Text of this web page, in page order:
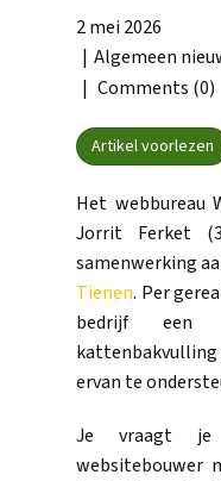
2 mei 2026
Algemeen
Comments (0)
Artikel voorlezen
Het webbureau
Jorrit Ferket
samenwerking
Tienen. Per
bedrijf een
kattenbakvulling
ervan te
Je vraagt
websitebouwer